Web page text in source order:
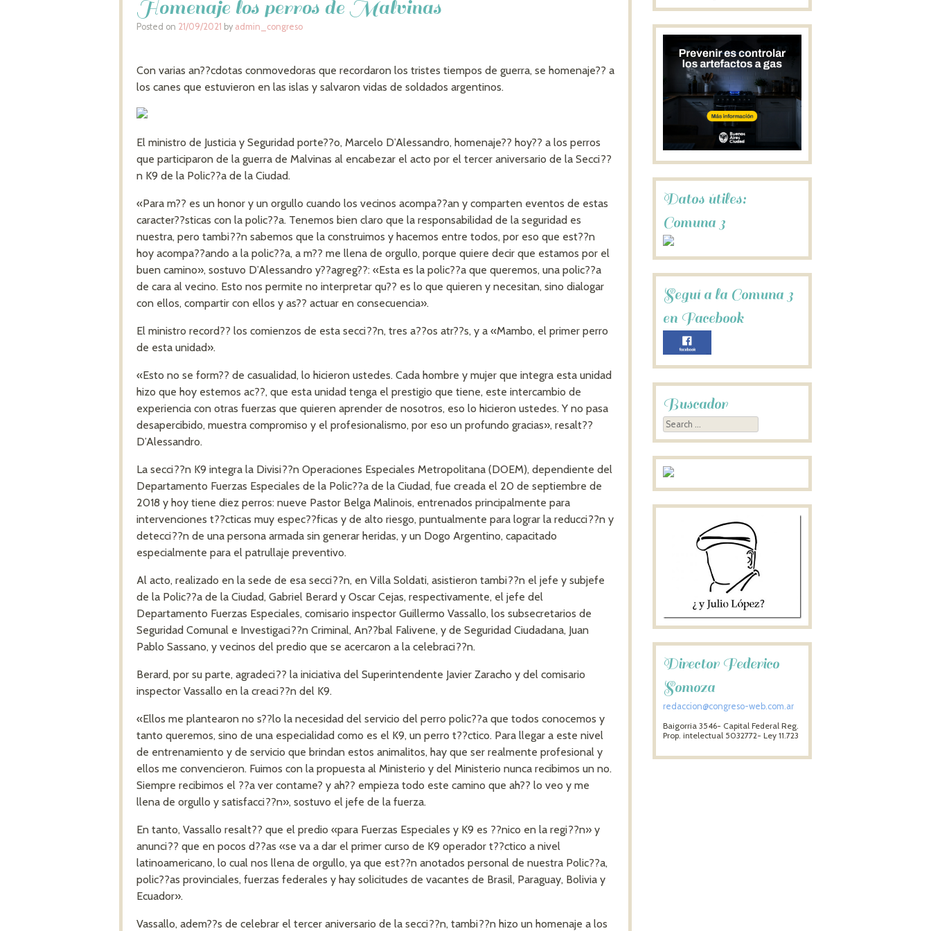
Homenaje los perros de Malvinas
Posted on 21/09/2021 by admin_congreso
Con varias an??cdotas conmovedoras que recordaron los tristes tiempos de guerra, se homenaje?? a
los canes que estuvieron en las islas y salvaron vidas de soldados argentinos.
El ministro de Justicia y Seguridad porte??o, Marcelo D’Alessandro, homenaje?? hoy?? a los perros
que participaron de la guerra de Malvinas al encabezar el acto por el tercer aniversario de la Secci??
n K9 de la Polic??a de la Ciudad.
«Para m?? es un honor y un orgullo cuando los vecinos acompa??an y comparten eventos de estas
caracter??sticas con la polic??a. Tenemos bien claro que la responsabilidad de la seguridad es
nuestra, pero tambi??n sabemos que la construimos y hacemos entre todos, por eso que est??n
hoy acompa??ando a la polic??a, a m?? me llena de orgullo, porque quiere decir que estamos por el
buen camino», sostuvo D’Alessandro y??agreg??: «Esta es la polic??a que queremos, una polic??a
de cara al vecino. Esto nos permite no interpretar qu?? es lo que quieren y necesitan, sino dialogar
con ellos, compartir con ellos y as?? actuar en consecuencia».
El ministro record?? los comienzos de esta secci??n, tres a??os atr??s, y a «Mambo, el primer perro
de esta unidad».
«Esto no se form?? de casualidad, lo hicieron ustedes. Cada hombre y mujer que integra esta unidad
hizo que hoy estemos ac??, que esta unidad tenga el prestigio que tiene, este intercambio de
experiencia con otras fuerzas que quieren aprender de nosotros, eso lo hicieron ustedes. Y no pasa
desapercibido, muestra compromiso y el profesionalismo, por eso un profundo gracias», resalt??
D’Alessandro.
La secci??n K9 integra la Divisi??n Operaciones Especiales Metropolitana (DOEM), dependiente del
Departamento Fuerzas Especiales de la Polic??a de la Ciudad, fue creada el 20 de septiembre de
2018 y hoy tiene diez perros: nueve Pastor Belga Malinois, entrenados principalmente para
intervenciones t??cticas muy espec??ficas y de alto riesgo, puntualmente para lograr la reducci??n y
detecci??n de una persona armada sin generar heridas, y un Dogo Argentino, capacitado
especialmente para el patrullaje preventivo.
Al acto, realizado en la sede de esa secci??n, en Villa Soldati, asistieron tambi??n el jefe y subjefe
de la Polic??a de la Ciudad, Gabriel Berard y Oscar Cejas, respectivamente, el jefe del
Departamento Fuerzas Especiales, comisario inspector Guillermo Vassallo, los subsecretarios de
Seguridad Comunal e Investigaci??n Criminal, An??bal Falivene, y de Seguridad Ciudadana, Juan
Pablo Sassano, y vecinos del predio que se acercaron a la celebraci??n.
Berard, por su parte, agradeci?? la iniciativa del Superintendente Javier Zaracho y del comisario
inspector Vassallo en la creaci??n del K9.
«Ellos me plantearon no s??lo la necesidad del servicio del perro polic??a que todos conocemos y
tanto queremos, sino de una especialidad como es el K9, un perro t??ctico. Para llegar a este nivel
de entrenamiento y de servicio que brindan estos animalitos, hay que ser realmente profesional y
ellos me convencieron. Fuimos con la propuesta al Ministerio y del Ministerio nunca recibimos un no.
Siempre recibimos el ??a ver contame? y ah?? empieza todo este camino que ah?? lo veo y me
llena de orgullo y satisfacci??n», sostuvo el jefe de la fuerza.
En tanto, Vassallo resalt?? que el predio «para Fuerzas Especiales y K9 es ??nico en la regi??n» y
anunci?? que en pocos d??as «se va a dar el primer curso de K9 operador t??ctico a nivel
latinoamericano, lo cual nos llena de orgullo, ya que est??n anotados personal de nuestra Polic??a,
polic??as provinciales, fuerzas federales y hay solicitudes de vacantes de Brasil, Paraguay, Bolivia y
Ecuador».
Vassallo, adem??s de celebrar el tercer aniversario de la secci??n, tambi??n hizo un homenaje a los
Datos útiles:
Comuna 3
Seguí a la Comuna 3
en Facebook
Buscador
Search
Director Federico
Somoza
redaccion@congreso-web.com.ar
Baigorria 3546- Capital Federal Reg.
Prop. intelectual 5032772- Ley 11.723